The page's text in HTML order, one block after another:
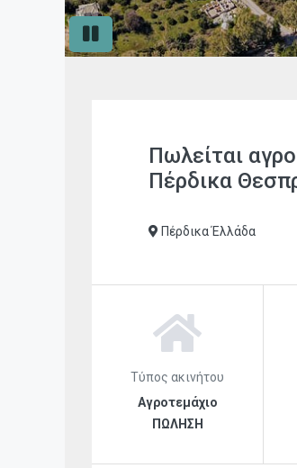
Pause
Πωλείται
Πέρδικα
Πέρδικα Έλλάδα
Τύπος ακινήτου
Αγροτεμάχιο
ΠΩΛΗΣΗ